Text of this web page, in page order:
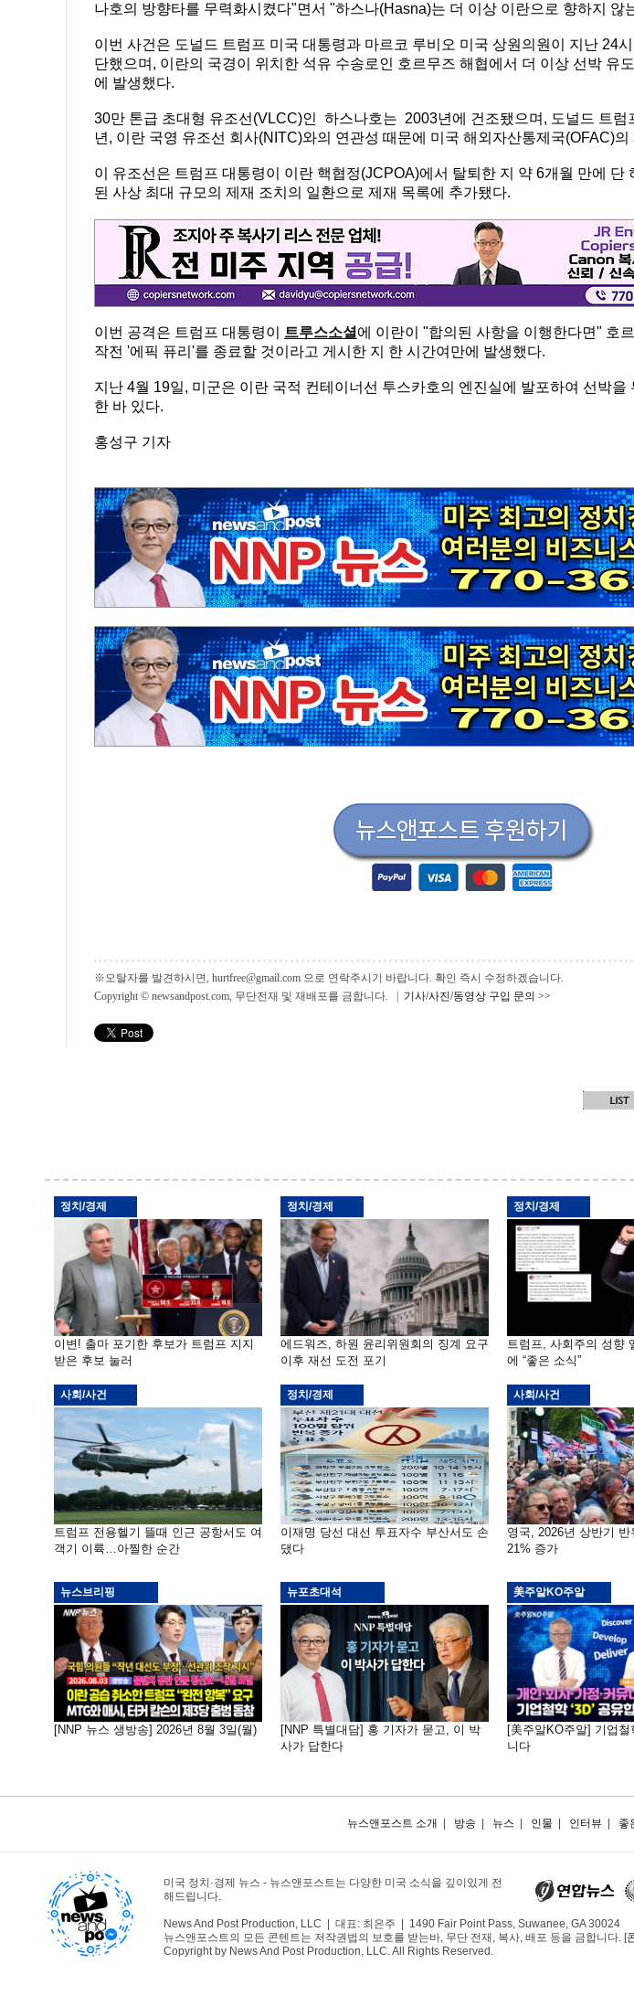
나호의 방향타를 무력화시켰다"면서 "하스나(Hasna)는 더 이상 이란으로 향하지 않
이번 사건은 도널드 트럼프 미국 대통령과 마르코 루비오 미국 상원의원이 지난 24
단했으며, 이란의 국경이 위치한 석유 수송로인 호르무즈 해협에서 더 이상 선박 유
에 발생했다.
30만 톤급 초대형 유조선(VLCC)인 하스나호는 2003년에 건조됐으며, 도널드 트럼
년, 이란 국영 유조선 회사(NITC)와의 연관성 때문에 미국 해외자산통제국(OFAC)
이 유조선은 트럼프 대통령이 이란 핵협정(JCPOA)에서 탈퇴한 지 약 6개월 만에 단
된 사상 최대 규모의 제재 조치의 일환으로 제재 목록에 추가됐다.
이번 공격은 트럼프 대통령이 트루스소셜 에 이란이 "합의된 사항을 이행한다면" 호
작전 '에픽 퓨리'를 종료할 것이라고 게시한 지 한 시간여만에 발생했다.
지난 4월 19일, 미군은 이란 국적 컨테이너선 투스카호의 엔진실에 발포하여 선박을
한 바 있다.
홍성구 기자
※오탈자를 발견하시면, hurtfree@gmail.com 으로 연락주시기 바랍니다. 확인 즉시 수정하겠습니다.
Copyright © newsandpost.com, 무단전재 및 재배포를 금합니다. | 기사/사진/동영상 구입 문의 >>
정치/경제
이변! 출마 포기한 후보가 트럼프 지지
받은 후보 눌러
정치/경제
에드워즈, 하원 윤리위원회의 징계 요구
이후 재선 도전 포기
정치/경제
트럼프, 사회주의 성향
에 “좋은 소식”
사회/사건
트럼프 전용헬기 뜰때 인근 공항서도 여
객기 이륙…아찔한 순간
정치/경제
이재명 당선 대선 투표자수 부산서도 손
댔다
사회/사건
영국, 2026년 상반기 반
21% 증가
뉴스브리핑
[NNP 뉴스 생방송] 2026년 8월 3일(월)
뉴포초대석
[NNP 특별대담] 홍 기자가 묻고, 이 박
사가 답한다
美주알KO주알
[美주알KO주알] 기업
니다
뉴스앤포스트 소개 방송 뉴스 인물 인터뷰 좋
미국 정치·경제 뉴스 - 뉴스앤포스트는 다양한 미국 소식을 깊이있게 전
해드립니다.
News And Post Production, LLC | 대표: 최은주 | 1490 Fair Point Pass, Suwanee, GA 30024
뉴스앤포스트의 모든 콘텐트는 저작권법의 보호를 받는바, 무단 전재, 복사, 배포 등을 금합니다. [
Copyright by News And Post Production, LLC. All Rights Reserved.